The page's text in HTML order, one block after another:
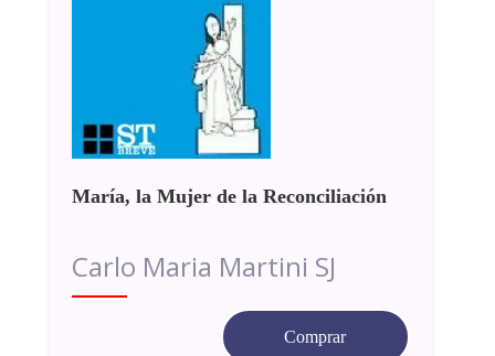
María, la Mujer de la Reconciliación
Carlo Maria Martini SJ
Comprar